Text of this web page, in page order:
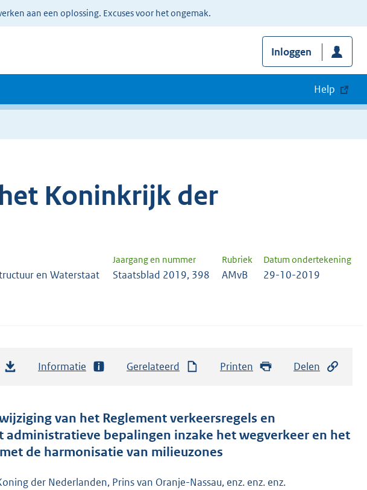
aan een oplossing. Excuses voor het ongemak.
Inloggen
Help
Koninkrijk der
Jaargang en nummer Rubriek Datum ondertekening
en Waterstaat Staatsblad 2019, 398 AMvB 29-10-2019
n
Informatie Gerelateerd Printen Delen
van het Reglement verkeersregels en
administratieve bepalingen inzake het wegverkeer en het
de harmonisatie van milieuzones
der Nederlanden, Prins van Oranje-Nassau, enz. enz. enz.